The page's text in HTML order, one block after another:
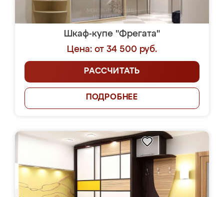
Шкаф-купе "Фрегата"
Цена: от 34 500 руб.
РАССЧИТАТЬ
ПОДРОБНЕЕ